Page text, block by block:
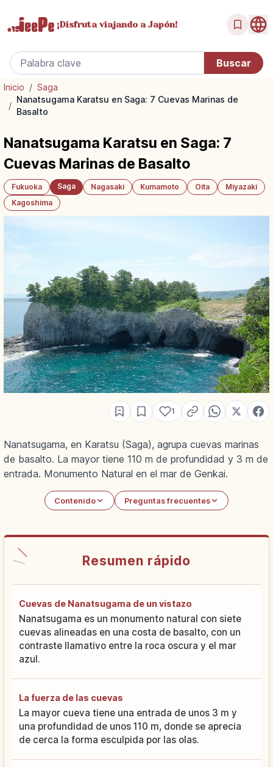
¡Disfrutaviajando a Japón!
Inicio / Saga
/
Nanatsugama Karatsu en Saga: 7 Cuevas Marinas de
Basalto
Nanatsugama Karatsu en Saga: 7
Cuevas Marinas de Basalto
Fukuoka Saga Nagasaki Kumamoto Oita
Miyazaki
Kagoshima
1
Nanatsugama, en Karatsu (Saga), agrupa cuevas marinas
de basalto. La mayor tiene 110 m de profundidad y 3 m de
entrada. Monumento Natural en el mar de Genkai.
Contenido Preguntas frecuentes
Resumen rápido
Cuevas de Nanatsugama de un vistazo
Nanatsugama es un monumento natural con siete
cuevas alineadas en una costa de basalto, con un
contraste llamativo entre la roca oscura y el mar
azul.
La fuerza de las cuevas
La mayor cueva tiene una entrada de unos 3 m y
una profundidad de unos 110 m, donde se aprecia
de cerca la forma esculpida por las olas.